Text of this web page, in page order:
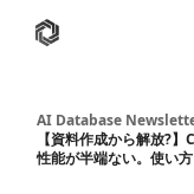
AI Database
【資料作成から解放?
性能が半端ない。使い